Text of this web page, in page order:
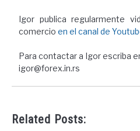
Igor publica regularmente
comercio en el canal de
Para contactar a Igor escriba
igor@forex.in.rs
Related Posts: